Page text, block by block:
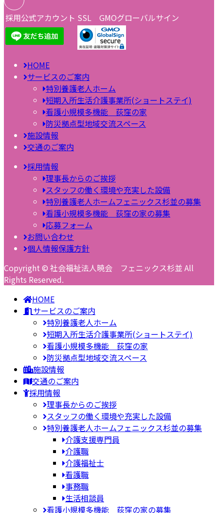
採用公式アカウント SSL GMOグローバルサイン
HOME
サービスのご案内
特別養護老人ホーム
短期入所生活介護事業所(ショートステイ)
看護小規模多機能 荻窪の家
防災拠点型地域交流スペース
施設情報
交通のご案内
採用情報
理事長からのご挨拶
スタッフの働く環境や充実した設備
特別養護老人ホームフェニックス杉並の募集
看護小規模多機能 荻窪の家の募集
応募フォーム
お問い合わせ
個人情報保護方針
Copyright © 社会福祉法人暁会 フェニックス杉並 All
Rights Reserved.
HOME
サービスのご案内
特別養護老人ホーム
短期入所生活介護事業所(ショートステイ)
看護小規模多機能 荻窪の家
防災拠点型地域交流スペース
施設情報
交通のご案内
採用情報
理事長からのご挨拶
スタッフの働く環境や充実した設備
特別養護老人ホームフェニックス杉並の募集
介護支援専門員
介護職
介護福祉士
看護職
事務職
生活相談員
看護小規模多機能 荻窪の家の募集